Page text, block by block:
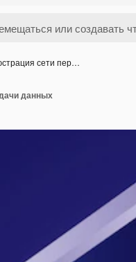
сети пер…
данных